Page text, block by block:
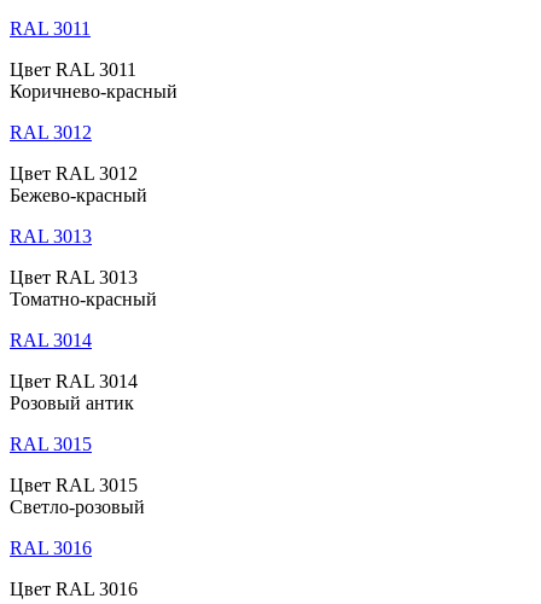
RAL 3011
Цвет RAL 3011
Коричнево-красный
RAL 3012
Цвет RAL 3012
Бежево-красный
RAL 3013
Цвет RAL 3013
Томатно-красный
RAL 3014
Цвет RAL 3014
Розовый антик
RAL 3015
Цвет RAL 3015
Светло-розовый
RAL 3016
Цвет RAL 3016